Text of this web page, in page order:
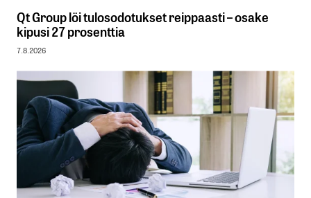
Qt Group löi tulosodotukset reippaasti – osake
kipusi 27 prosenttia
7.8.2026